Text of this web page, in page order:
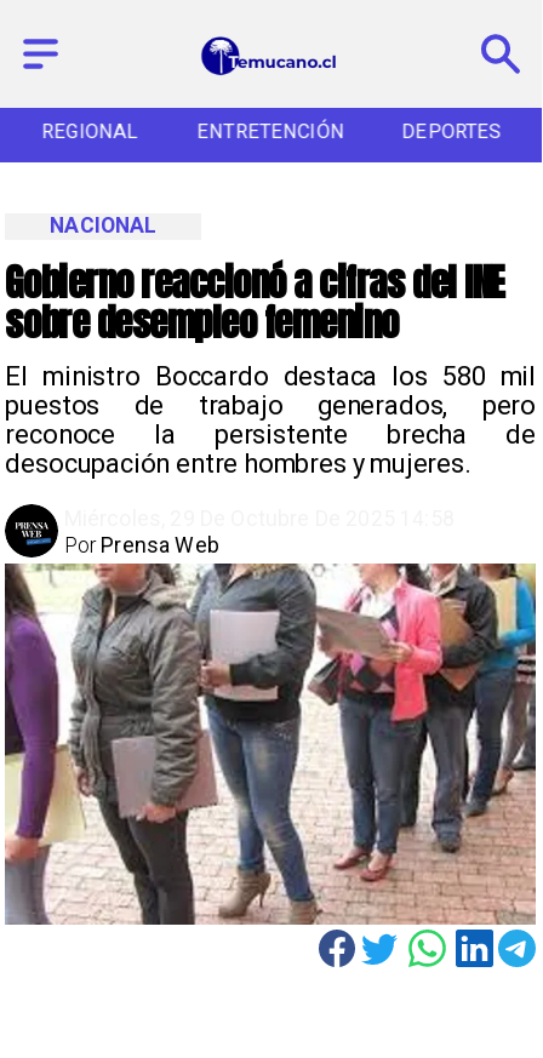
REGIONAL ENTRETENCIÓN DEPORTES
Gobierno reaccionó a cifras del INE
sobre desempleo femenino
El ministro Boccardo destaca los 580 mil
puestos de trabajo generados, pero
reconoce la persistente brecha de
desocupación entre hombres y mujeres.
NACIONAL
Prensa Web
Por